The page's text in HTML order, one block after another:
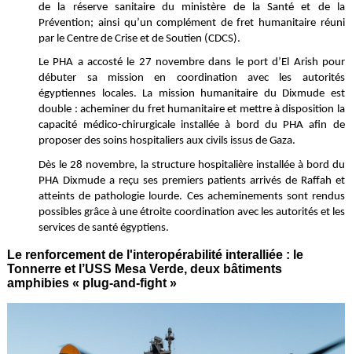
de la réserve sanitaire du ministère de la Santé et de la
Prévention; ainsi qu’un complément de fret humanitaire réuni
par le Centre de Crise et de Soutien (CDCS).
Le PHA a accosté le 27 novembre dans le port d’El Arish pour
débuter sa mission en coordination avec les autorités
égyptiennes locales. La mission humanitaire du Dixmude est
double : acheminer du fret humanitaire et mettre à disposition la
capacité médico-chirurgicale installée à bord du PHA afin de
proposer des soins hospitaliers aux civils issus de Gaza.
Dès le 28 novembre, la structure hospitalière installée à bord du
PHA Dixmude a reçu ses premiers patients arrivés de Raffah et
atteints de pathologie lourde. Ces acheminements sont rendus
possibles grâce à une étroite coordination avec les autorités et les
services de santé égyptiens.
Le renforcement de l'interopérabilité interalliée : le
Tonnerre et l’USS Mesa Verde, deux bâtiments
amphibies « plug-and-fight »